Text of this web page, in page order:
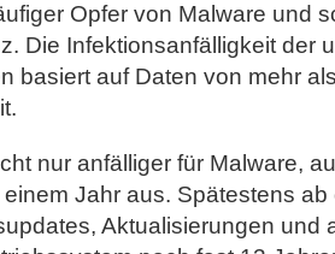
Opfer von Malware und
Die Infektionsanfälligkeit der
basiert auf Daten von mehr
nur anfälliger für Malware,
einem Jahr aus. Spätestens
Aktualisierungen und